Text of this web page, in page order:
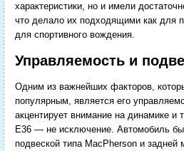
характеристики, но и имели
что делало их подходящими как для
для спортивного вождения.
Управляемость и
Одним из важнейших факторов,
популярным, является его
акцентирует внимание на динамике и
E36 — не исключение. Автомобиль
подвеской типа MacPherson и задней